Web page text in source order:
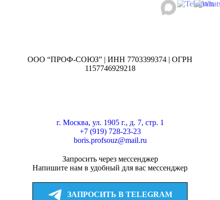
ООО “ПРОФ-СОЮЗ” | ИНН 7703399374 | ОГРН
1157746929218
г. Москва, ул. 1905 г., д. 7, стр. 1
+7 (919) 728-23-23
boris.profsouz@mail.ru
Запросить через мессенджер
Напишите нам в удобный для вас мессенджер
ЗАПРОСИТЬ В TELEGRAM